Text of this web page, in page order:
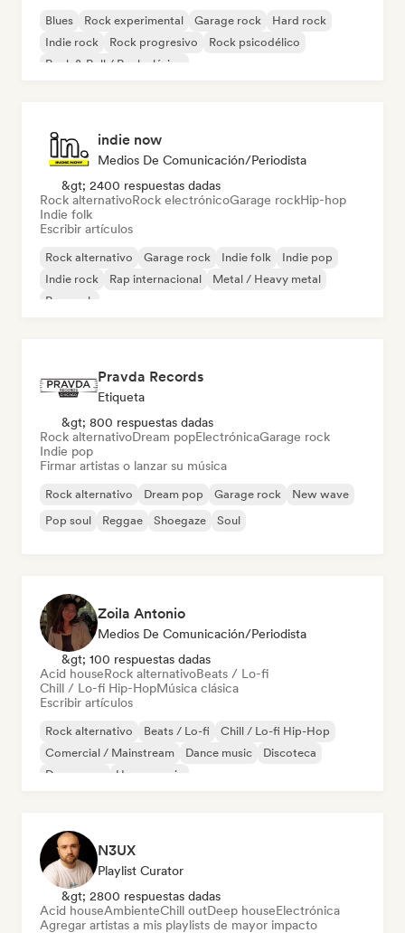
Blues Rock experimental Garage rock
Hard rock
Indie rock
Rock progresivo
Rock psicodélico
Rock & Roll / Rock clásico
indie now
Medios De Comunicación/Periodista
&gt; 2400 respuestas dadas
Rock alternativoRock electrónicoGarage rockHip-hop
Indie folk
Escribir artículos
Rock alternativo Garage rock Indie folk
Indie pop
Indie rock
Rap internacional
Metal / Heavy metal
Pop rock
Pravda Records
Etiqueta
&gt; 800 respuestas dadas
Rock alternativoDream popElectrónicaGarage rock
Indie pop
Firmar artistas o lanzar su música
Rock alternativo Dream pop Garage rock
New wave
Pop soul
Reggae Shoegaze Soul
Zoila Antonio
Medios De Comunicación/Periodista
&gt; 100 respuestas dadas
Acid houseRock alternativoBeats / Lo-fi
Chill / Lo-fi Hip-HopMúsica clásica
Escribir artículos
Rock alternativo Beats / Lo-fi
Chill / Lo-fi Hip-Hop
Comercial / Mainstream
Dance music
Discoteca
Dream pop
House music
N3UX
Playlist Curator
&gt; 2800 respuestas dadas
Acid houseAmbienteChill outDeep houseElectrónica
Agregar artistas a mis playlists de mayor impacto